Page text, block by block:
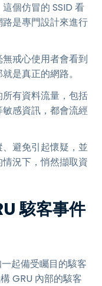
個仿冒的 SSID 看
是專門設計來進行
戒心使用者會看到
是真正的網路。
有資料流量，包括
感資訊，都會流經
避免引起懷疑，並
況下，悄然擷取資
駭客事件
一起備受矚目的駭客
GRU 內部的駭客